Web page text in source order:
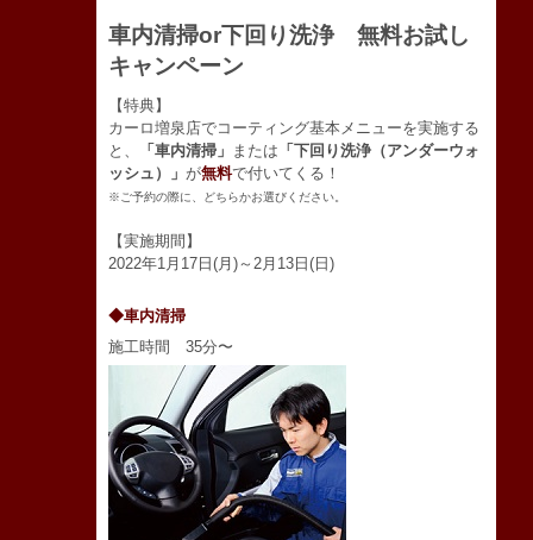
車内清掃or下回り洗浄 無料お試し
キャンペーン
【特典】
カーロ増泉店でコーティング基本メニューを実施する
と、
「車内清掃」 または 「下回り洗浄（アンダーウォ
ッシュ）」 が無料で付いてくる！
※ご予約の際に、どちらかお選びください。
【実施期間】
2022年1月17日(月)～2月13日(日)
◆車内清掃
施工時間 35分〜